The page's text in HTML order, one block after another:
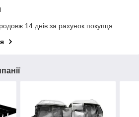
14 днів за рахунок покупця